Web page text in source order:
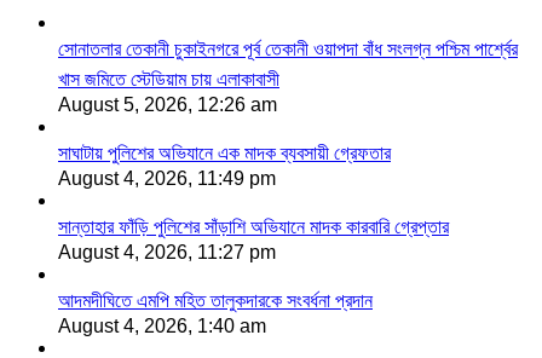
সোনাতলার তেকানী চুকাইনগরে পূর্ব তেকানী ওয়াপদা বাঁধ সংলগ্ন পশ্চিম পার্শ্বের
খাস জমিতে স্টেডিয়াম চায় এলাকাবাসী
August 5, 2026, 12:26 am
সাঘাটায় পুলিশের অভিযানে এক মাদক ব্যবসায়ী গ্রেফতার
August 4, 2026, 11:49 pm
সান্তাহার ফাঁড়ি পুলিশের সাঁড়াশি অভিযানে মাদক কারবারি গ্রেপ্তার
August 4, 2026, 11:27 pm
আদমদীঘিতে এমপি মহিত তালুকদারকে সংবর্ধনা প্রদান
August 4, 2026, 1:40 am